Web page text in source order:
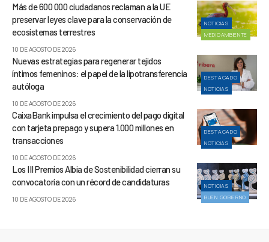
NOTICIAS
MEDIOAMBIENTE
Más de 600 000 ciudadanos reclaman a la UE
preservar leyes clave para la conservación de
ecosistemas terrestres
10 DE AGOSTO DE 2026
DESTACADO
NOTICIAS
Nuevas estrategias para regenerar tejidos
íntimos femeninos: el papel de la lipotransferencia
autóloga
10 DE AGOSTO DE 2026
DESTACADO
NOTICIAS
CaixaBank impulsa el crecimiento del pago digital
con tarjeta prepago y supera 1.000 millones en
transacciones
10 DE AGOSTO DE 2026
NOTICIAS
BUEN GOBIERNO
Los III Premios Albia de Sostenibilidad cierran su
convocatoria con un récord de candidaturas
10 DE AGOSTO DE 2026